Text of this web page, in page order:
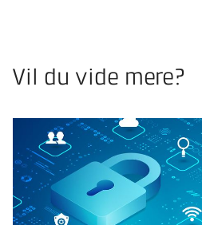
Vil du vide mere?